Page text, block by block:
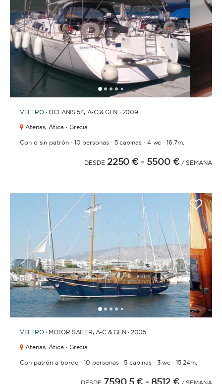
12345 6789 14
15161718192021
VELERO · OCEANIS 54, A-C & GEN · 2009
Atenas, Ática · Grecia
Con o sin patrón· 10 personas· 5 cabinas· 4 wc ·16.7m.
DESDE 2250 € - 5500 € / SEMANA
12345 6 7 10 12131415161718192021
VELERO · MOTOR SAILER, A-C & GEN · 2005
Atenas, Ática · Grecia
Con patrón a bordo ·10 personas·5 cabinas· 3 wc ·15.24m.